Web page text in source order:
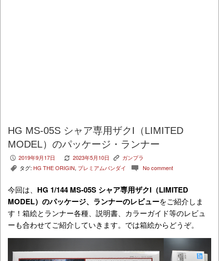
HG MS-05S シャア専用ザクI（LIMITED
MODEL）のパッケージ・ランナー
P 2019年9月17日 V 2023年5月10日 K ガンプラ
, タグ: HG THE ORIGIN, プレミアムバンダイ c No comment
今回は、 HG 1/144 MS-05S シャア専用ザクI（LIMITED
MODEL） のパッケージ、ランナーのレビューをご紹介しま
す！箱絵とランナー各種、説明書、カラーガイド等のレビュ
ーも合わせてご紹介していきます。では箱絵からどうぞ。